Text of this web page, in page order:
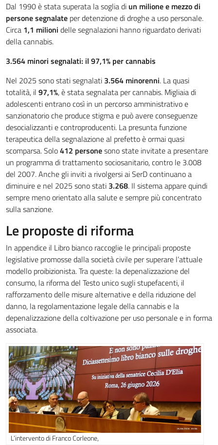
Dal 1990 è stata superata la soglia di un milione e mezzo di
persone segnalate per detenzione di droghe a uso personale.
Circa 1,1 milioni delle segnalazioni hanno riguardato derivati
della cannabis.
3.564 minori segnalati: il 97,1% per cannabis
Nel 2025 sono stati segnalati 3.564 minorenni. La quasi
totalità, il 97,1%, è stata segnalata per cannabis. Migliaia di
adolescenti entrano così in un percorso amministrativo e
sanzionatorio che produce stigma e può avere conseguenze
desocializzanti e controproducenti. La presunta funzione
terapeutica della segnalazione al prefetto è ormai quasi
scomparsa. Solo412 personesono state invitate a presentare
un programma di trattamento sociosanitario, contro le 3.008
del 2007. Anche gli inviti a rivolgersi ai SerD continuano a
diminuire e nel 2025 sono stati 3.268. Il sistema appare quindi
sempre meno orientato alla salute e sempre più concentrato
sulla sanzione.
Le proposte di riforma
In appendice il Libro bianco raccoglie le principali proposte
legislative promosse dalla società civile per superare l’attuale
modello proibizionista. Tra queste: la depenalizzazione del
consumo, la riforma del Testo unico sugli stupefacenti, il
rafforzamento delle misure alternative e della riduzione del
danno, la regolamentazione legale della cannabis e la
depenalizzazione della coltivazione per uso personale e in forma
associata.
L’intervento di Franco Corleone,